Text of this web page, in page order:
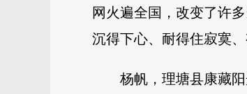
网火遍全国，改变了许
沉得下心、耐得住寂寞
杨帆，理塘县康藏